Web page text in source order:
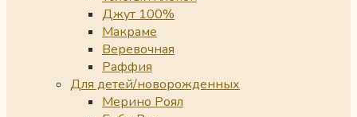
Джут 100%
Макраме
Веревочная
Раффия
Для детей/новорожденных
Мерино Роял